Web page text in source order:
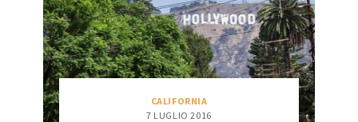
CALIFORNIA
7 LUGLIO 2016